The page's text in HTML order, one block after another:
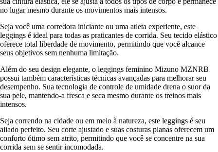
no lugar mesmo durante os movimentos mais intensos.
Seja você uma corredora iniciante ou uma atleta experiente, este
leggings é ideal para todas as praticantes de corrida. Seu tecido elástico
oferece total liberdade de movimento, permitindo que você alcance
seus objetivos sem nenhuma limitação.
Além do seu design elegante, o leggings feminino Mizuno MZNRB
possui também características técnicas avançadas para melhorar seu
desempenho. Sua tecnologia de controle de umidade drena o suor da
sua pele, mantendo-a fresca e seca mesmo durante os treinos mais
intensos.
Seja correndo na cidade ou em meio à natureza, este leggings é seu
aliado perfeito. Seu corte ajustado e suas costuras planas oferecem um
conforto ótimo sem atrito, permitindo que você se concentre na sua
corrida sem se sentir incomodada.